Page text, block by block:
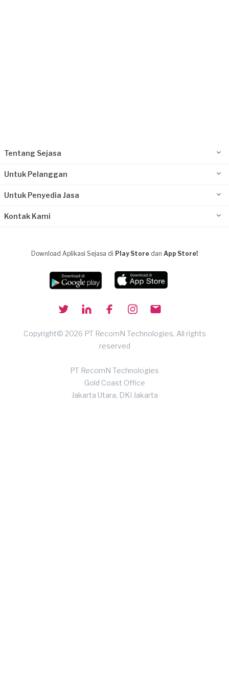
Tentang Sejasa
Untuk Pelanggan
Untuk Penyedia Jasa
Kontak Kami
Download Aplikasi Sejasa di Play Store dan App Store!
Copyright© 2026 PT RecomN Technologies, All rights
reserved
PT RecomN Technologies
Gold Coast Office
Jakarta Utara, DKI Jakarta